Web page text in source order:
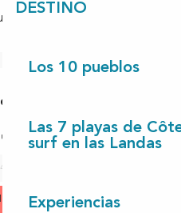
DESTINO
Los 10 pueblos
Las 7 playas de
surf en las Landas
Experiencias
2026
2026
ju sa
4
12 13